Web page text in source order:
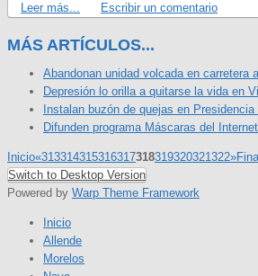
Leer más... Escribir un comentario
MÁS ARTÍCULOS...
Abandonan unidad volcada en carretera
Depresión lo orilla a quitarse la vida en
Instalan buzón de quejas en
Difunden programa Máscaras del
Inicio«313314315316317318319320321322»
Switch to Desktop Version
Powered by Warp Theme Framework
Inicio
Allende
Morelos